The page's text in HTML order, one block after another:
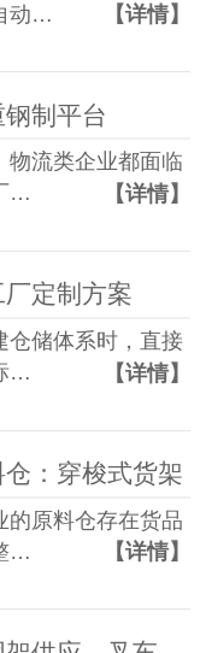
动…
【详情】
制平台
物流类企业都面临
…
【详情】
定制方案
仓储体系时，直接
…
【详情】
：穿梭式货架
的原料仓存在货品
…
【详情】